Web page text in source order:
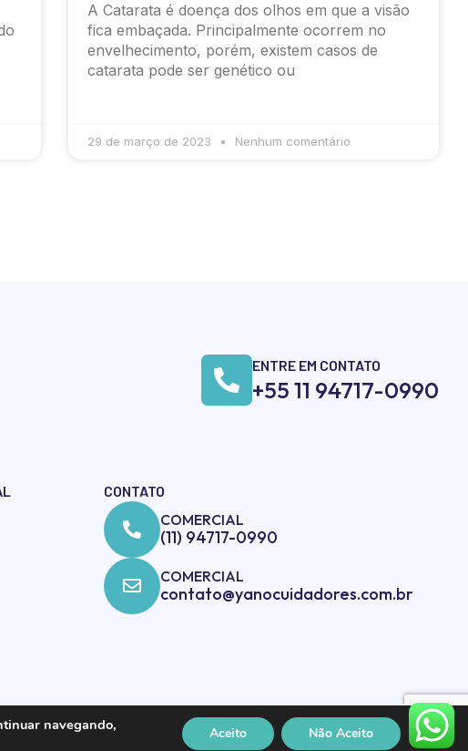
A Catarata é doença dos olhos em que a visão
fica embaçada. Principalmente ocorrem no
envelhecimento, porém, existem casos de
catarata pode ser genético ou
29 de março de 2023 Nenhum comentário
ENTRE EM CONTATO
+55 11 94717-0990
CONTATO
COMERCIAL
(11) 94717-0990
COMERCIAL
contato@yanocuidadores.com.br
navegando,
Aceito Não Aceito